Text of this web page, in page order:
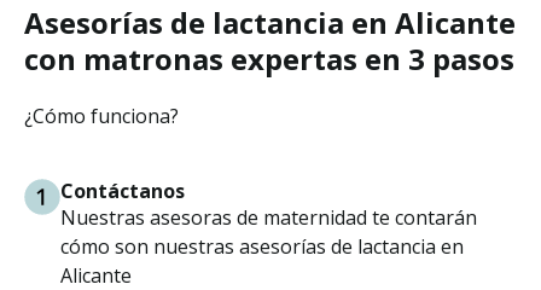
Asesorías de lactancia en Alicante
con matronas expertas en 3 pasos
¿Cómo funciona?
Contáctanos
Nuestras asesoras de maternidad te contarán
cómo son nuestras asesorías de lactancia en
Alicante